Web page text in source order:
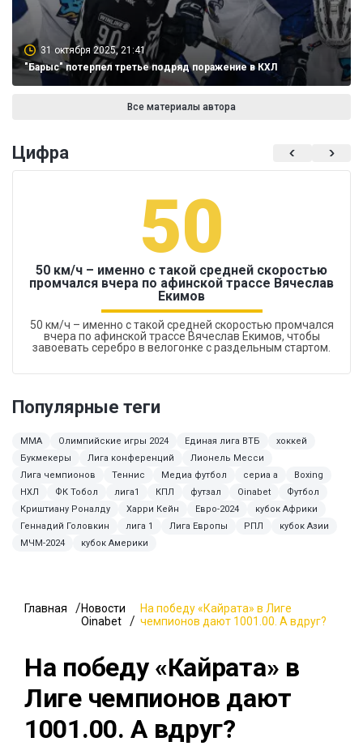
31 октября 2025, 21:41
"Барыс" потерпел третье подряд поражение в КХЛ
Все материалы автора
Цифра
50
50 км/ч – именно с такой средней скоростью
промчался вчера по афинской трассе Вячеслав
Екимов
50 км/ч – именно с такой средней скоростью промчался
вчера по афинской трассе Вячеслав Екимов, чтобы
завоевать серебро в велогонке с раздельным стартом.
Популярные теги
ММА Олимпийские игры 2024 Единая лига ВТБ
хоккей
Букмекеры
Лига конференций
Лионель Месси
Лига чемпионов
Теннис Медиа футбол сериа а
Boxing
НХЛ
ФК Тобол лига1 КПЛ футзал Oinabet
Футбол
Криштиану Роналду
Харри Кейн Евро-2024
кубок Африки
Геннадий Головкин
лига 1 Лига Европы РПЛ
кубок Азии
МЧМ-2024
кубок Америки
Главная
Новости
Oinabet
На победу «Кайрата» в Лиге
чемпионов дают 1001.00. А вдруг?
На победу «Кайрата» в
Лиге чемпионов дают
1001.00. А вдруг?